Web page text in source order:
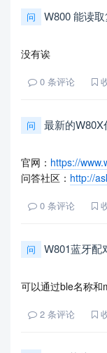
问 W800 能读
没有诶
0 条评论
问 最新的
官网： https://
问答社区： http://
0 条评论
问 W801蓝牙配
可以通过ble名称和
2 条评论